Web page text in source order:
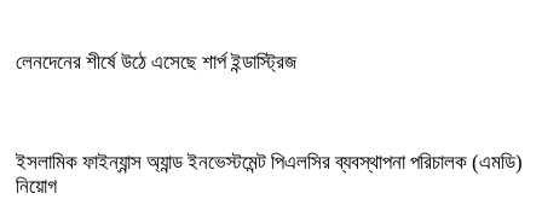
লেনদেনের শীর্ষে উঠে এসেছে শার্প ইন্ডাস্ট্রিজ
ইসলামিক ফাইন্যান্স অ্যান্ড ইনভেস্টমেন্ট পিএলসির ব্যবস্থাপনা পরিচালক (এমডি)
নিয়োগ